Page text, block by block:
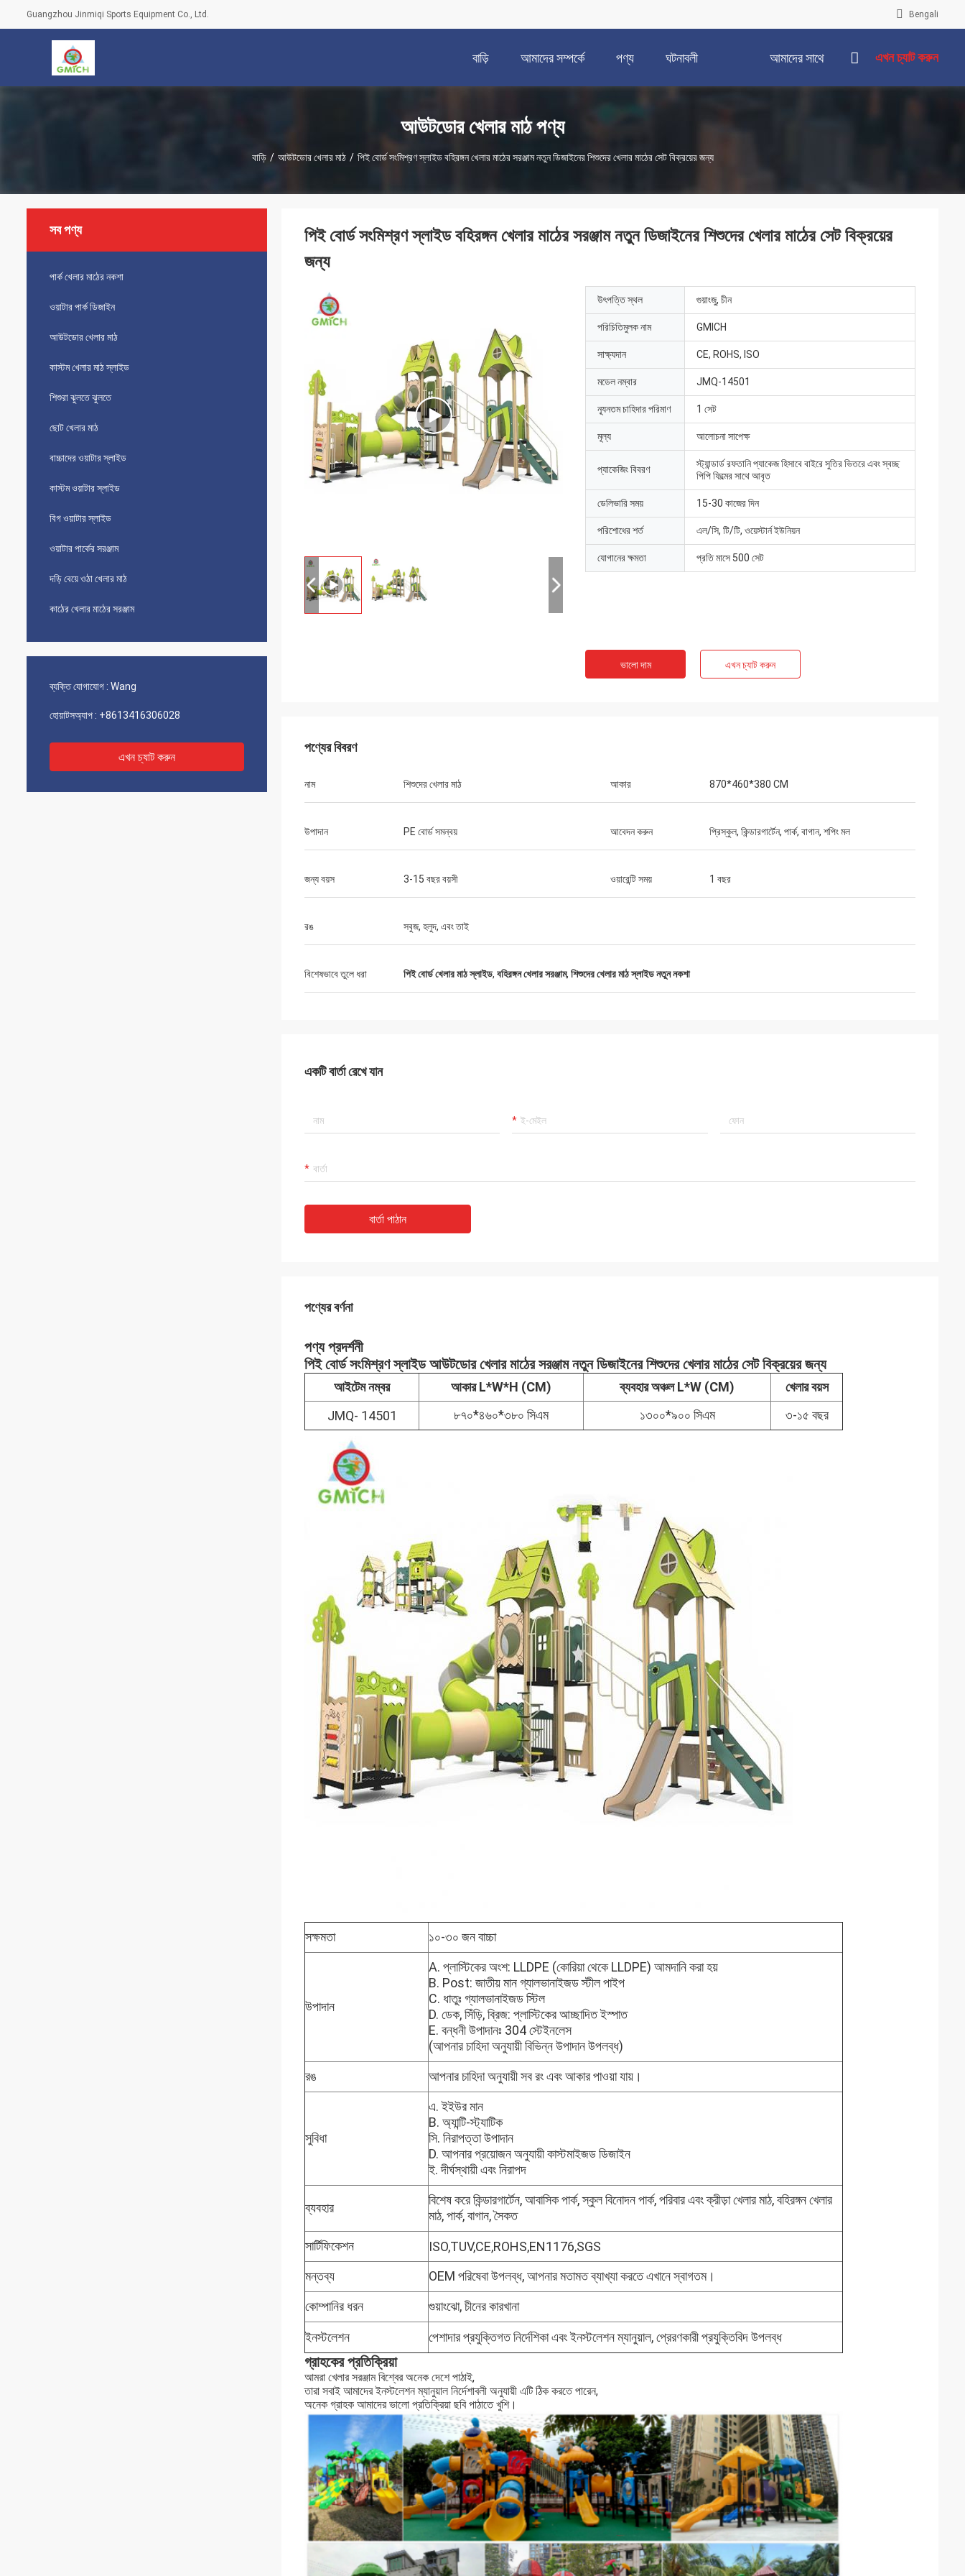
Guangzhou Jinmiqi Sports Equipment Co., Ltd. Bengali
বাড়ি আমাদের সম্পর্কে পণ্য ঘটনাবলী আমাদের সাথে এখন চ্যাট করুন
আউটডোর খেলার মাঠ পণ্য
বাড়ি / আউটডোর খেলার মাঠ / পিই বোর্ড সংমিশ্রণ স্লাইড বহিরঙ্গন খেলার মাঠের সরঞ্জাম নতুন ডিজাইনের শিশুদের খেলার মাঠের সেট বিক্রয়ের জন্য
সব পণ্য
পার্ক খেলার মাঠের নকশা
ওয়াটার পার্ক ডিজাইন
আউটডোর খেলার মাঠ
কাস্টম খেলার মাঠ স্লাইড
শিশুরা ঝুলতে ঝুলতে
ছোট খেলার মাঠ
বাচ্চাদের ওয়াটার স্লাইড
কাস্টম ওয়াটার স্লাইড
বিগ ওয়াটার স্লাইড
ওয়াটার পার্কের সরঞ্জাম
দড়ি বেয়ে ওঠা খেলার মাঠ
কাঠের খেলার মাঠের সরঞ্জাম
ব্যক্তি যোগাযোগ : Wang
হোয়াটসঅ্যাপ : +8613416306028
এখন চ্যাট করুন
পিই বোর্ড সংমিশ্রণ স্লাইড বহিরঙ্গন খেলার মাঠের সরঞ্জাম নতুন ডিজাইনের শিশুদের খেলার মাঠের সেট বিক্রয়ের
জন্য
উৎপত্তি স্থল গুয়াংজু, চীন
পরিচিতিমুলক নাম GMICH
সাক্ষ্যদান CE, ROHS, ISO
মডেল নম্বার JMQ-14501
ন্যূনতম চাহিদার পরিমাণ 1 সেট
মূল্য আলোচনা সাপেক্ষ
প্যাকেজিং বিবরণ
স্ট্যান্ডার্ড রফতানি প্যাকেজ হিসাবে বাইরে সুতির ভিতরে এবং স্বচ্ছ
পিপি ফিল্মের সাথে আবৃত
ডেলিভারি সময় 15-30 কাজের দিন
পরিশোধের শর্ত এল/সি, টি/টি, ওয়েস্টার্ন ইউনিয়ন
যোগানের ক্ষমতা প্রতি মাসে 500 সেট
ভালো দাম এখন চ্যাট করুন
পণ্যের বিবরণ
নাম শিশুদের খেলার মাঠ আকার 870*460*380 CM
উপাদান PE বোর্ড সমন্বয় আবেদন করুন প্রিস্কুল, কিন্ডারগার্টেন, পার্ক, বাগান, শপিং মল
জন্য বয়স 3-15 বছর বয়সী ওয়ারেন্টি সময় 1 বছর
রঙ সবুজ, হলুদ, এবং তাই
বিশেষভাবে তুলে ধরা পিই বোর্ড খেলার মাঠ স্লাইড, বহিরঙ্গন খেলার সরঞ্জাম, শিশুদের খেলার মাঠ স্লাইড নতুন নকশা
একটি বার্তা রেখে যান
বার্তা পাঠান
পণ্যের বর্ণনা
পণ্য প্রদর্শনী
পিই বোর্ড সংমিশ্রণ স্লাইড আউটডোর খেলার মাঠের সরঞ্জাম নতুন ডিজাইনের শিশুদের খেলার মাঠের সেট বিক্রয়ের জন্য
আইটেম নম্বর আকার L*W*H (CM) ব্যবহার অঞ্চল L*W (CM)
খেলার বয়স
JMQ- 14501
৮৭০*৪৬০*৩৮০ সিএম ১৩০০*৯০০ সিএম ৩-১৫ বছর
সক্ষমতা ১০-৩০ জন বাচ্চা
উপাদান
A. প্লাস্টিকের অংশ: LLDPE (কোরিয়া থেকে LLDPE) আমদানি করা হয়
B. Post: জাতীয় মান গ্যালভানাইজড স্টীল পাইপ
C. ধাতুঃ গ্যালভানাইজড স্টিল
D. ডেক, সিঁড়ি, ব্রিজ: প্লাস্টিকের আচ্ছাদিত ইস্পাত
E. বন্ধনী উপাদানঃ 304 স্টেইনলেস
(আপনার চাহিদা অনুযায়ী বিভিন্ন উপাদান উপলব্ধ)
রঙ
আপনার চাহিদা অনুযায়ী সব রং এবং আকার পাওয়া যায়।
সুবিধা
এ. ইইউর মান
B. অ্যান্টি-স্ট্যাটিক
সি. নিরাপত্তা উপাদান
D. আপনার প্রয়োজন অনুযায়ী কাস্টমাইজড ডিজাইন
ই. দীর্ঘস্থায়ী এবং নিরাপদ
ব্যবহার
বিশেষ করে কিন্ডারগার্টেন, আবাসিক পার্ক, স্কুল বিনোদন পার্ক, পরিবার এবং ক্রীড়া খেলার মাঠ, বহিরঙ্গন খেলার
মাঠ, পার্ক, বাগান, সৈকত
সার্টিফিকেশন
ISO,TUV,CE,ROHS,EN1176,SGS
মন্তব্য
OEM পরিষেবা উপলব্ধ, আপনার মতামত ব্যাখ্যা করতে এখানে স্বাগতম।
কোম্পানির ধরন
গুয়াংঝো, চীনের কারখানা
ইনস্টলেশন পেশাদার প্রযুক্তিগত নির্দেশিকা এবং ইনস্টলেশন ম্যানুয়াল, প্রেরণকারী প্রযুক্তিবিদ উপলব্ধ
গ্রাহকের প্রতিক্রিয়া
আমরা খেলার সরঞ্জাম বিশ্বের অনেক দেশে পাঠাই,
তারা সবাই আমাদের ইনস্টলেশন ম্যানুয়াল নির্দেশাবলী অনুযায়ী এটি ঠিক করতে পারেন,
অনেক গ্রাহক আমাদের ভালো প্রতিক্রিয়া ছবি পাঠাতে খুশি।